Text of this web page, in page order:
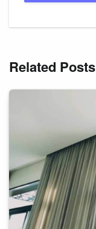
Related Posts